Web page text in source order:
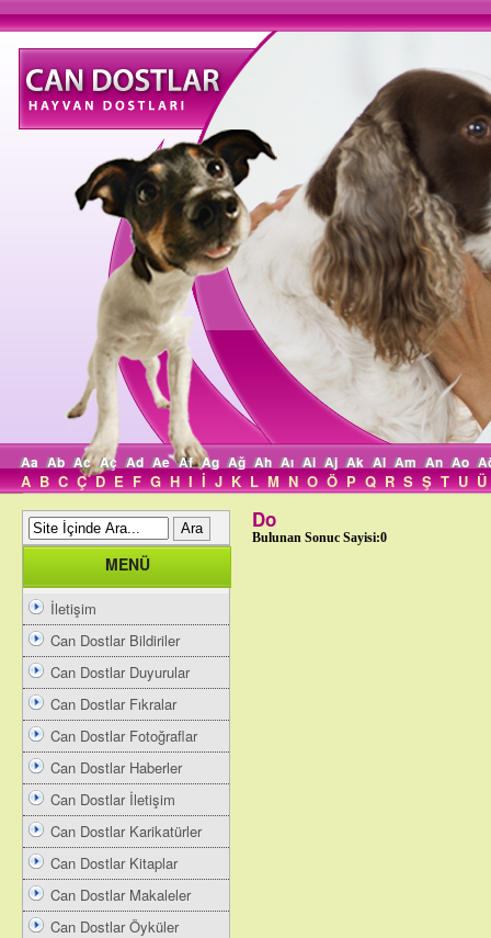
Aa Ab Ac Aç Ad Ae Af Ag Ağ Ah Aı Ai Aj Ak Al Am An Ao
A B C Ç D E F G H I İ J K L M N O Ö P Q R S Ş T U Ü
MENÜ
İletişim
Can Dostlar Bildiriler
Can Dostlar Duyurular
Can Dostlar Fıkralar
Can Dostlar Fotoğraflar
Can Dostlar Haberler
Can Dostlar İletişim
Can Dostlar Karikatürler
Can Dostlar Kitaplar
Can Dostlar Makaleler
Can Dostlar Öyküler
Do
Bulunan Sonuc Sayisi:0